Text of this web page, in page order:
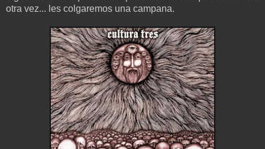
otra vez... les colgaremos una campana.